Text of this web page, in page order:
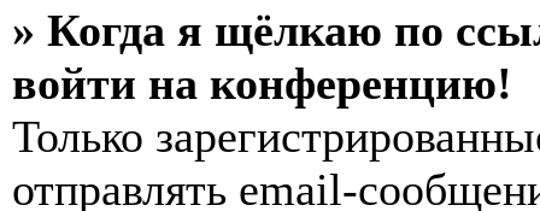
» Когда я щёлкаю по
войти на конференцию!
Только
отправлять email-